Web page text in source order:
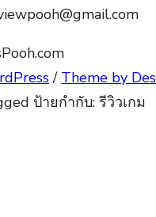
/ Theme by
ป้ายกำกับ: รีวิวเกม